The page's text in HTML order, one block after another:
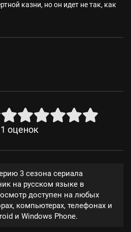
казни, но он идет не так, как
1 оценок
3 сезона сериала
на русском языке в
доступен на любых
компьютерах, телефонах и
и Windows Phone.